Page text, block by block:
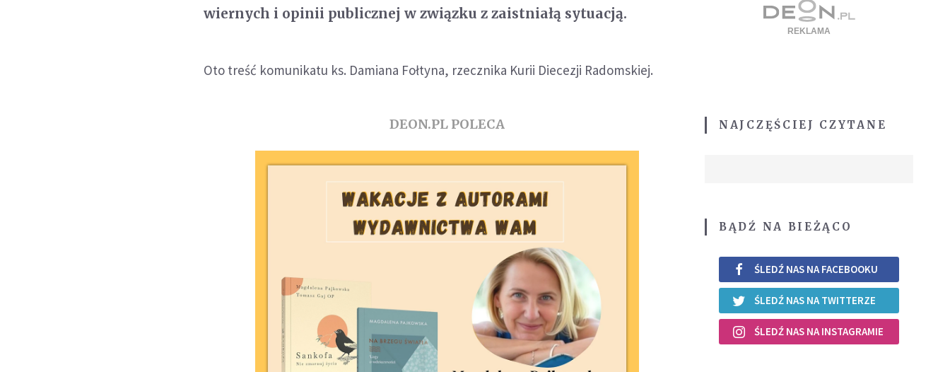
wiernych i opinii publicznej w związku z zaistniałą sytuacją.
Oto treść komunikatu ks. Damiana Fołtyna, rzecznika Kurii Diecezji Radomskiej.
DEON.PL POLECA NAJCZĘŚCIEJ CZYTANE
BĄDŹ NA BIEŻĄCO
ŚLEDŹ NAS NA FACEBOOKU
ŚLEDŹ NAS NA TWITTERZE
ŚLEDŹ NAS NA INSTAGRAMIE